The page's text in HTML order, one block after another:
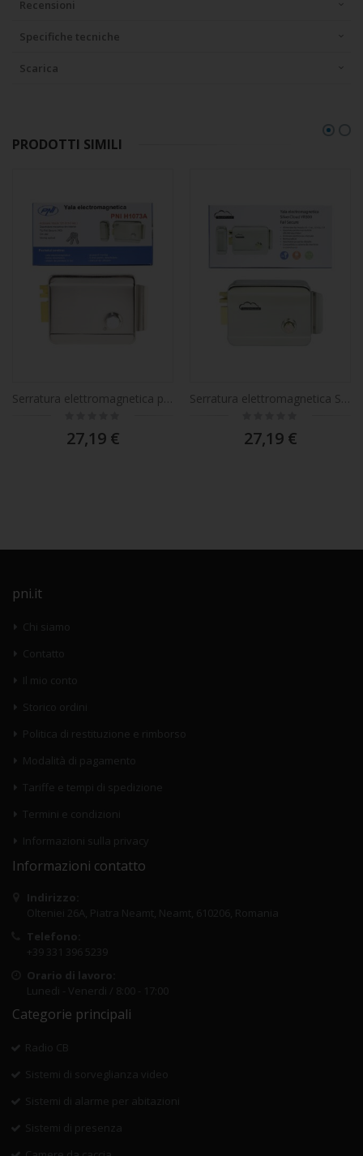
Recensioni
Specifiche tecniche
Scarica
PRODOTTI SIMILI
27,19 € 27,19 €
pni.it
Chi siamo
Contatto
Il mio conto
Storico ordini
Politica di restituzione e rimborso
Modalità di pagamento
Tariffe e tempi di spedizione
Termini e condizioni
Informazioni sulla privacy
Informazioni contatto
Indirizzo:
Olteniei 26A, Piatra Neamt, Neamt, 610206, Romania
Telefono:
+39 331 396 5239
Orario di lavoro:
Lunedi - Venerdi / 8:00 - 17:00
Categorie principali
Radio CB
Sistemi di sorveglianza video
Sistemi di alarme per abitazioni
Sistemi di presenza